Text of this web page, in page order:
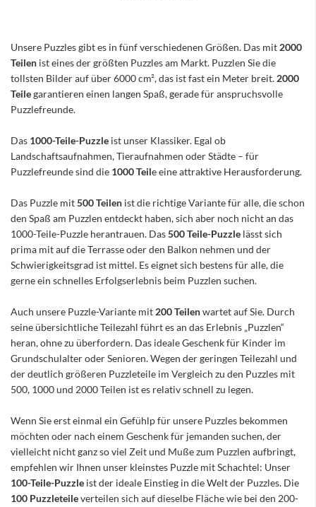
Unsere Puzzles gibt es in fünf verschiedenen Größen. Das mit 2000
Teilen ist eines der größten Puzzles am Markt. Puzzlen Sie die
tollsten Bilder auf über 6000 cm², das ist fast ein Meter breit. 2000
Teilegarantieren einen langen Spaß, gerade für anspruchsvolle
Puzzlefreunde.
Das 1000-Teile-Puzzle ist unser Klassiker. Egal ob
Landschaftsaufnahmen, Tieraufnahmen oder Städte – für
Puzzlefreunde sind die 1000 Teile eine attraktive Herausforderung.
Das Puzzle mit500 Teilen ist die richtige Variante für alle, die schon
den Spaß am Puzzlen entdeckt haben, sich aber noch nicht an das
1000-Teile-Puzzle herantrauen. Das500 Teile-Puzzle lässt sich
prima mit auf die Terrasse oder den Balkon nehmen und der
Schwierigkeitsgrad ist mittel. Es eignet sich bestens für alle, die
gerne ein schnelles Erfolgserlebnis beim Puzzlen suchen.
Auch unsere Puzzle-Variante mit 200 Teilenwartet auf Sie. Durch
seine übersichtliche Teilezahl führt es an das Erlebnis „Puzzlen“
heran, ohne zu überfordern. Das ideale Geschenk für Kinder im
Grundschulalter oder Senioren. Wegen der geringen Teilezahl und
der deutlich größeren Puzzleteile im Vergleich zu den Puzzles mit
500, 1000 und 2000 Teilen ist es relativ schnell zu legen.
Wenn Sie erst einmal ein Gefühlp für unsere Puzzles bekommen
möchten oder nach einem Geschenk für jemanden suchen, der
vielleicht nicht ganz so viel Zeit und Muße zum Puzzlen aufbringt,
empfehlen wir Ihnen unser kleinstes Puzzle mit Schachtel: Unser
100-Teile-Puzzle ist der ideale Einstieg in die Welt der Puzzles. Die
100 Puzzleteileverteilen sich auf dieselbe Fläche wie bei den 200-